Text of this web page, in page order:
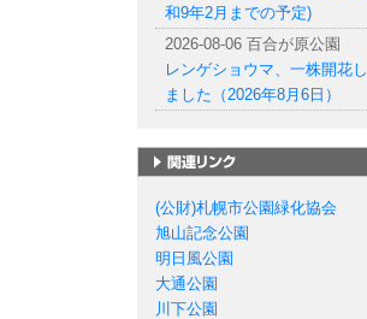
和9年2月までの予定)
2026-08-06 百合が原公園
レンゲショウマ、一株開花し
ました（2026年8月6日）
(公財)札幌市公園緑化協会
旭山記念公園
明日風公園
大通公園
川下公園